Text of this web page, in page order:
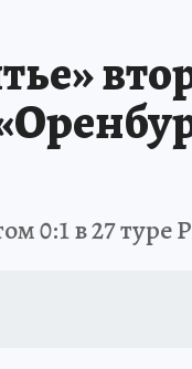
0:1 в 27 туре